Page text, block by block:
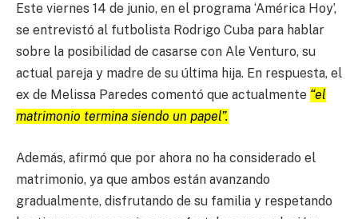
Este viernes 14 de junio, en el programa ‘América Hoy’,
se entrevistó al futbolista Rodrigo Cuba para hablar
sobre la posibilidad de casarse con Ale Venturo, su
actual pareja y madre de su última hija. En respuesta, el
ex de Melissa Paredes comentó que actualmente “el
matrimonio termina siendo un papel”.
Además, afirmó que por ahora no ha considerado el
matrimonio, ya que ambos están avanzando
gradualmente, disfrutando de su familia y respetando